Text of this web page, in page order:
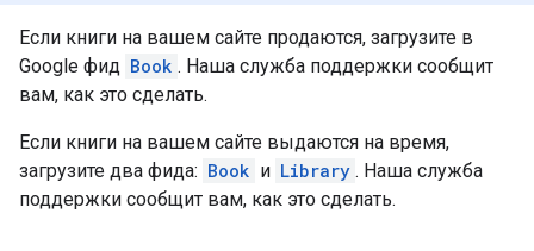
Если книги на вашем сайте продаются, загрузите в
Google фид Book . Наша служба поддержки сообщит
вам, как это сделать.
Если книги на вашем сайте выдаются на время,
загрузите два фида: Book и Library . Наша служба
поддержки сообщит вам, как это сделать.